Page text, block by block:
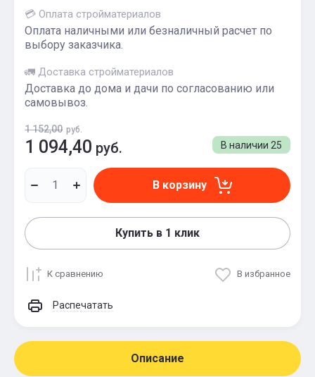
💳 Оплата стройматериалов
Оплата наличными или безналичный расчет по
выбору заказчика.
🚛 Доставка стройматериалов
Доставка до дома и дачи по согласованию или
самовывоз.
В наличии 25
1 152,00 руб.
1 094,40 руб.
В корзину
Купить в 1 клик
К сравнению В избранное
Распечатать
Описание